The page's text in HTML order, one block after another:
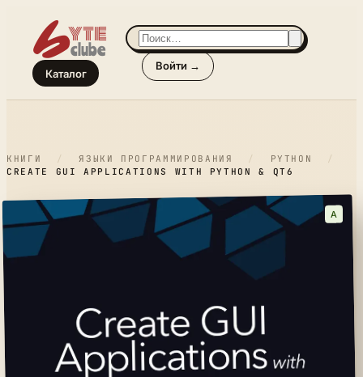
Каталог
Войти →
КНИГИ / ЯЗЫКИ ПРОГРАММИРОВАНИЯ / PYTHON
/
CREATE GUI APPLICATIONS WITH PYTHON & QT6
A